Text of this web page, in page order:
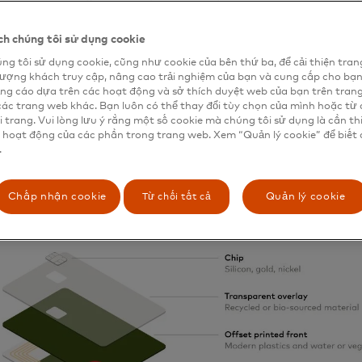
sau đó sẽ được xác nhận bởi kiểm toán viên bên thứ
nhận, nó có thể được in dấu Chứng nhận Eco Card.
chúng tôi đang dẫn đầu và định hình việc theo
nghiệp về một tương lai bền vững hơn, có ý thức về
tịch của Cyber & Intelligence tại Mastercard cho biết.
đáp ứng mong muốn ngày càng tăng của người tiêu
thiện với môi trường hơn, chúng tôi đang cam kết
tác động môi trường của mình - vì lợi ích của con
diện.”
chúng tôi sử dụng cookie
tôi sử dụng cookie, cũng như cookie của bên thứ ba, để cải thiện
khách truy cập, nâng cao trải nghiệm của bạn và cung cấp cho bạn
cáo dựa trên các hoạt động và sở thích duyệt web của bạn trên
trang web khác. Bạn luôn có thể thay đổi tùy chọn của mình hoặc từ
trang. Vui lòng lưu ý rằng một số cookie mà chúng tôi sử dụng là cần
hoạt động của các phần trong trang web. Xem “Quản lý cookie” để biết
Chấp nhận cookie Từ chối tất cả Quản lý cookie